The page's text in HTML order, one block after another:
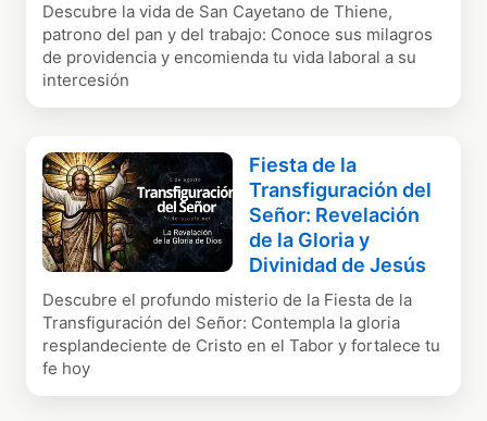
Descubre la vida de San Cayetano de Thiene,
patrono del pan y del trabajo: Conoce sus milagros
de providencia y encomienda tu vida laboral a su
intercesión
Fiesta de la
Transfiguración del
Señor: Revelación
de la Gloria y
Divinidad de Jesús
Descubre el profundo misterio de la Fiesta de la
Transfiguración del Señor: Contempla la gloria
resplandeciente de Cristo en el Tabor y fortalece tu
fe hoy